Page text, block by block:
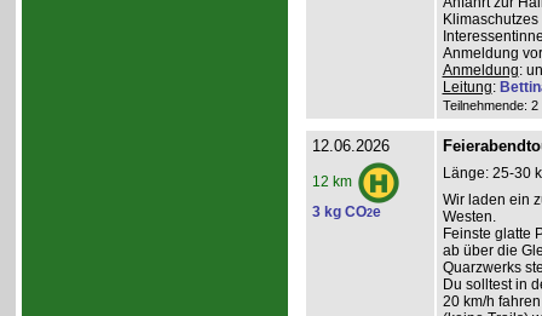
Anmeldung
Anmeldung:
Leitung:
Teilnehmende:
12.06.2026
12 km
3 kg CO2e
Länge: 25-30
Wir laden ein
Westen.
Feinste glatte
ab über die
Quarzwerks
Du solltest in
20 km/h